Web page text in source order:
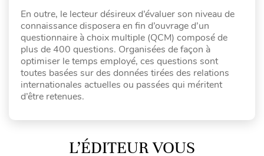
En outre, le lecteur désireux d’évaluer son niveau de
connaissance disposera en fin d’ouvrage d’un
questionnaire à choix multiple (QCM) composé de
plus de 400 questions. Organisées de façon à
optimiser le temps employé, ces questions sont
toutes basées sur des données tirées des relations
internationales actuelles ou passées qui méritent
d’être retenues.
L’ÉDITEUR VOUS